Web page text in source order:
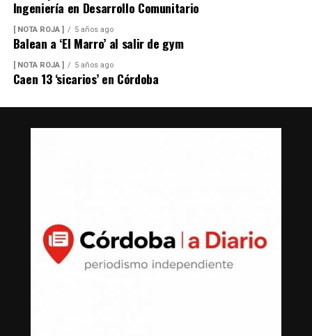
Ingeniería en Desarrollo Comunitario
[ NOTA ROJA ] 5 años ago
Balean a ‘El Marro’ al salir de gym
[ NOTA ROJA ] 5 años ago
Caen 13 ‘sicarios’ en Córdoba